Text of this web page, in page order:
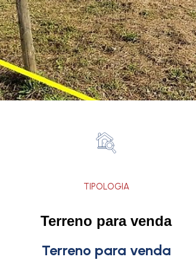
TIPOLOGIA
Terreno para venda
Terreno para venda